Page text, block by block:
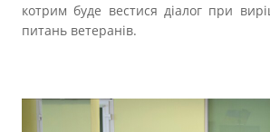
котрим буде вестися діалог при
питань ветеранів.